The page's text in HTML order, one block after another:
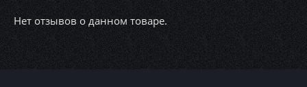
Нет отзывов о данном товаре.